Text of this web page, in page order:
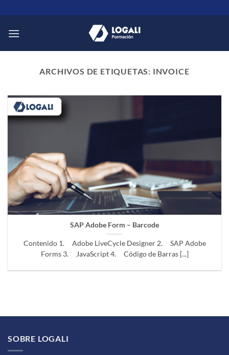
al
contenido
ARCHIVOS DE ETIQUETAS: INVOICE
SAP Adobe Form – Barcode
Contenido 1. Adobe LiveCycle Designer 2. SAP Adobe
Forms 3. JavaScript 4. Código de Barras [...]
SOBRE LOGALI